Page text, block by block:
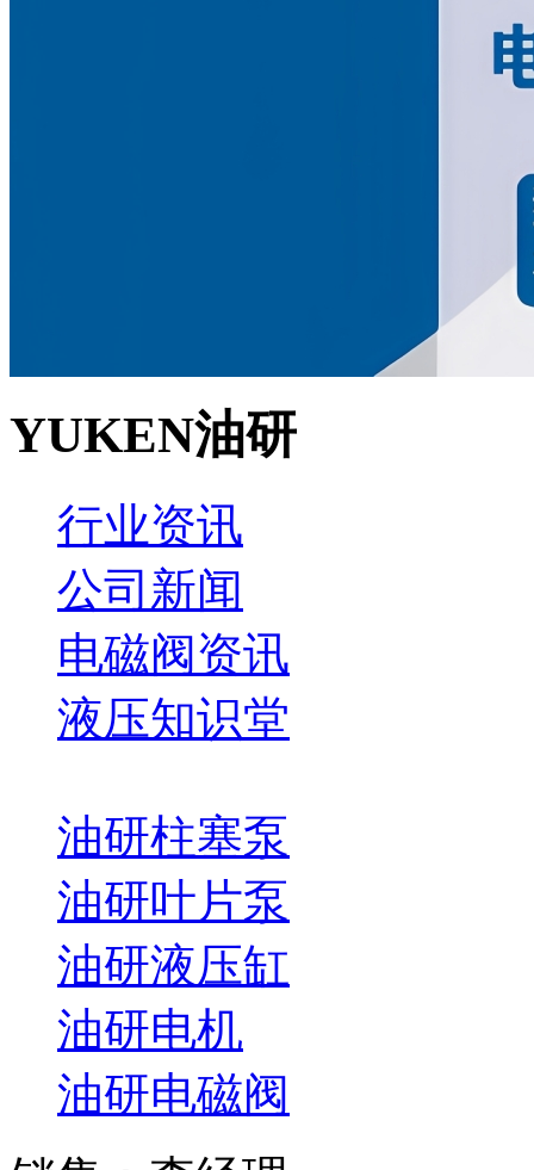
YUKEN油研
行业资讯
公司新闻
电磁阀资讯
液压知识堂
油研柱塞泵
油研叶片泵
油研液压缸
油研电机
油研电磁阀